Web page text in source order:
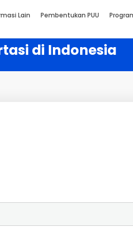
Lain Pembentukan PUU
di Indonesia